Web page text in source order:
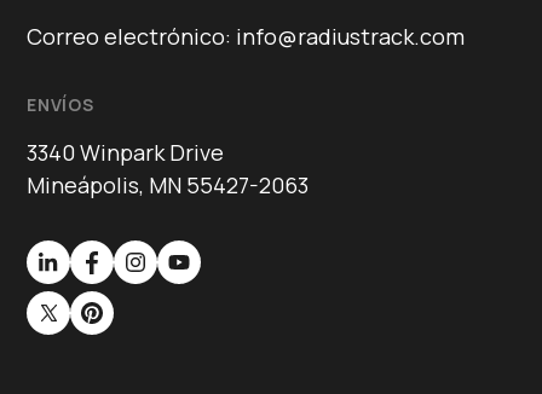
Correo electrónico: info@radiustrack.com
ENVÍOS
3340 Winpark Drive
Mineápolis, MN 55427-2063